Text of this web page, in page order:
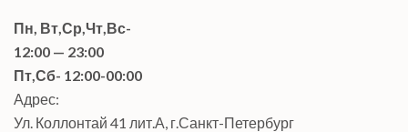
Пн, Вт,Ср,Чт,Вс-
12:00 — 23:00
Пт,Сб- 12:00-00:00
Адрес:
Ул. Коллонтай 41 лит.А, г.Санкт-Петербург